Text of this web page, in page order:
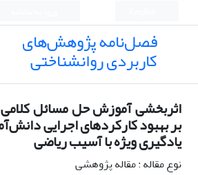
فصل‌نامه پژوهش‌های
کاربردی روانشناختی
اثربخشی آموزش حل مسائل کلامی
بر بهبود کارکردهای اجرایی
یادگیری ویژه با آسیب ریاضی
نوع مقاله : مقاله پژوهشی